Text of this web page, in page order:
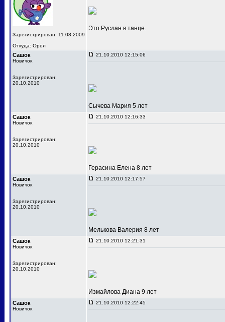
Зарегистрирован: 11.08.2009
Откуда: Орел
Это Руслан в танце.
Сашок
Новичок
Зарегистрирован:
20.10.2010
21.10.2010 12:15:06
Сычева Мария 5 лет
Сашок
Новичок
Зарегистрирован:
20.10.2010
21.10.2010 12:16:33
Герасина Елена 8 лет
Сашок
Новичок
Зарегистрирован:
20.10.2010
21.10.2010 12:17:57
Мелькова Валерия 8 лет
Сашок
Новичок
Зарегистрирован:
20.10.2010
21.10.2010 12:21:31
Измайлова Диана 9 лет
Сашок
Новичок
21.10.2010 12:22:45